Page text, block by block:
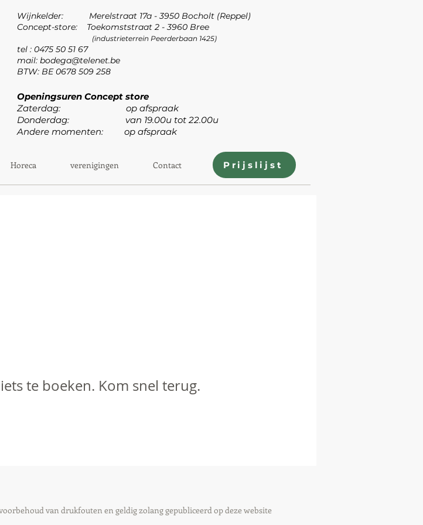
Wijnkelder: Merelstraat 17a - 3950 Bocholt (Reppel)
Concept-store: Toekomststraat 2 - 3960 Bree
(industrieterrein Peerderbaan 1425)
tel : 0475 50 51 67
mail: bodega@telenet.be
BTW: BE 0678 509 258
Openingsuren Concept store
Zaterdag: op afspraak
Donderdag: van 19.00u tot 22.00u
Andere momenten: op afspraak
Horeca verenigingen Contact Prijslijst
te boeken. Kom snel terug.
van drukfouten en geldig zolang gepubliceerd op deze website